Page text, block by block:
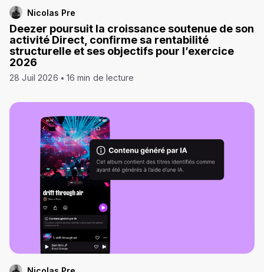
Nicolas Pre
Deezer poursuit la croissance soutenue de son
activité Direct, confirme sa rentabilité
structurelle et ses objectifs pour l’exercice
2026
28 Juil 2026 16 min de lecture